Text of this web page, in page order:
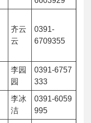
齐云
云
0391-
6709355
李园
园
0391-6757
333
李冰
洁
0391-6059
995